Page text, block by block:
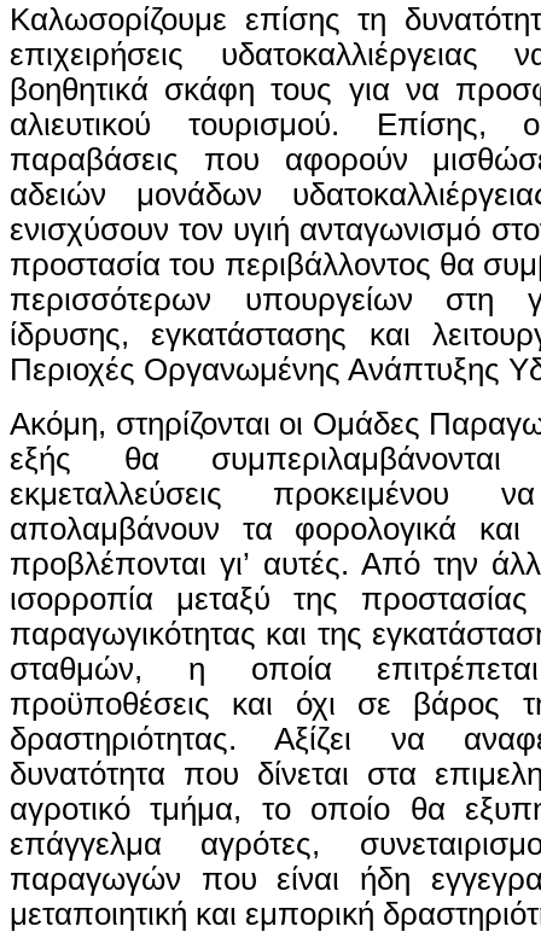
Καλωσορίζουμε επίσης τη
επιχειρήσεις υδατοκαλλιέργειας
βοηθητικά σκάφη τους για να
αλιευτικού τουρισμού. Επίσης,
παραβάσεις που αφορούν
αδειών μονάδων
ενισχύσουν τον υγιή ανταγωνισμό
προστασία του περιβάλλοντος θα
περισσότερων υπουργείων στη
ίδρυσης, εγκατάστασης και
Περιοχές Οργανωμένης Ανάπτυξης
Ακόμη, στηρίζονται οι Ομάδες
εξής θα συμπεριλαμβάνονται
εκμεταλλεύσεις
απολαμβάνουν τα φορολογικά
προβλέπονται γι’ αυτές. Από την
ισορροπία μεταξύ της
παραγωγικότητας και της
σταθμών, η οποία
προϋποθέσεις και όχι σε βάρος
δραστηριότητας. Αξίζει να
δυνατότητα που δίνεται στα
αγροτικό τμήμα, το οποίο θα
επάγγελμα αγρότες,
παραγωγών που είναι ήδη
μεταποιητική και εμπορική